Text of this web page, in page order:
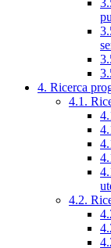
4. Ricerca
4.1.
4.2.